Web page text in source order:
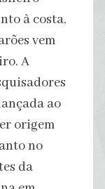
à costa,
vem
A
ao
origem
no
da